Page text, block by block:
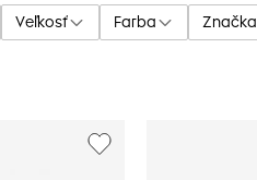
Veľkosť Farba Značka